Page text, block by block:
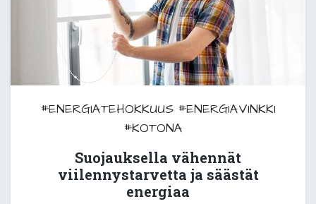
#ENERGIATEHOKKUUS #ENERGIAVINKKI
#KOTONA
Suojauksella vähennät
viilennystarvetta ja säästät
energiaa